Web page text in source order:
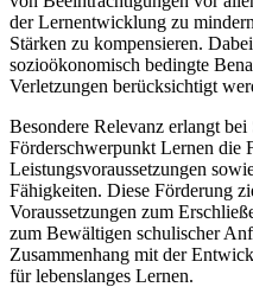
der Lernentwicklung zu
Stärken zu kompensieren.
sozioökonomisch bedingte
Verletzungen berücksichtigt
Besondere Relevanz erlangt
Förderschwerpunkt Lernen die
Leistungsvoraussetzungen
Fähigkeiten. Diese Förderung
Voraussetzungen zum
zum Bewältigen schulischer
Zusammenhang mit der
für lebenslanges Lernen.